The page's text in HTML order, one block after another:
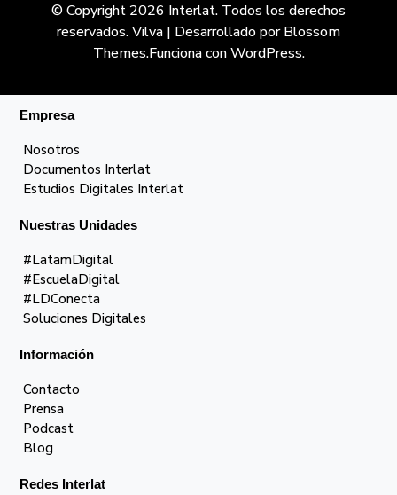
© Copyright 2026 Interlat. Todos los derechos
reservados.Vilva | Desarrollado porBlossom
Themes.Funciona conWordPress.
Empresa
Nosotros
Documentos Interlat
Estudios Digitales Interlat
Nuestras Unidades
#LatamDigital
#EscuelaDigital
#LDConecta
Soluciones Digitales
Información
Contacto
Prensa
Podcast
Blog
Redes Interlat